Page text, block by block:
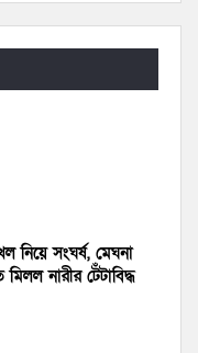
নিয়ে সংঘর্ষ, মেঘনা
মিলল নারীর টেঁটাবিদ্ধ